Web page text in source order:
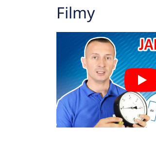
Filmy